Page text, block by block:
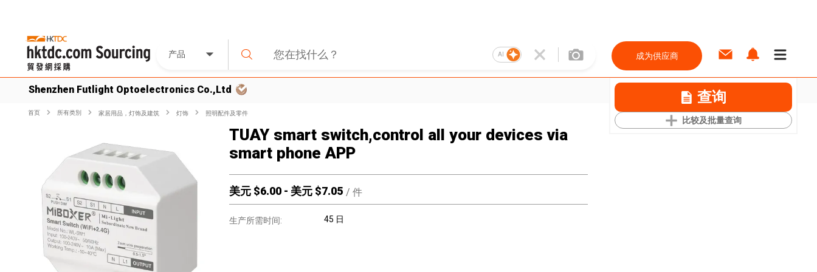
产品 AI 成为供应商
Shenzhen Futlight Optoelectronics Co.,Ltd 查询
比较及批量查询
首页 所有类別 家居用品，灯饰及建筑 灯饰 照明配件及零件
TUAY smart switch,control all your devices via
smart phone APP
美元 $6.00 - 美元 $7.05 / 件
生产所需时间: 45 日